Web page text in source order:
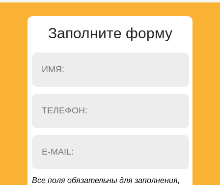
Все поля обязательны для заполнения,
Заполните форму